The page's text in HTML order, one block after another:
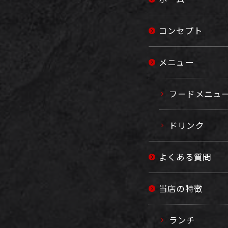
コンセプト
メニュー
フードメニュ
ドリンク
よくある質問
当店の特徴
ランチ